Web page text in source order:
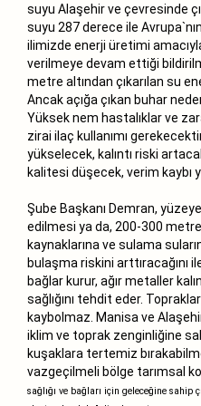
suyu Alaşehir ve çevresinde
suyu 287 derece ile
ilimizde enerji üretimi
verilmeye devam ettiği
metre altından çıkarılan su
Ancak açığa çıkan buhar
Yüksek nem hastalıklar ve
zirai ilaç kullanımı
yükselecek, kalıntı riski
kalitesi düşecek, verim kaybı
Şube Başkanı Demran,
edilmesi ya da, 200-300
kaynaklarına ve sulama
bulaşma riskini arttıracağını
bağlar kurur, ağır metaller
sağlığını tehdit eder.
kaybolmaz. Manisa ve
iklim ve toprak zenginliğine
kuşaklara tertemiz
vazgeçilmeli bölge tarımsal
sağlığı ve bağları için geleceğine sahip